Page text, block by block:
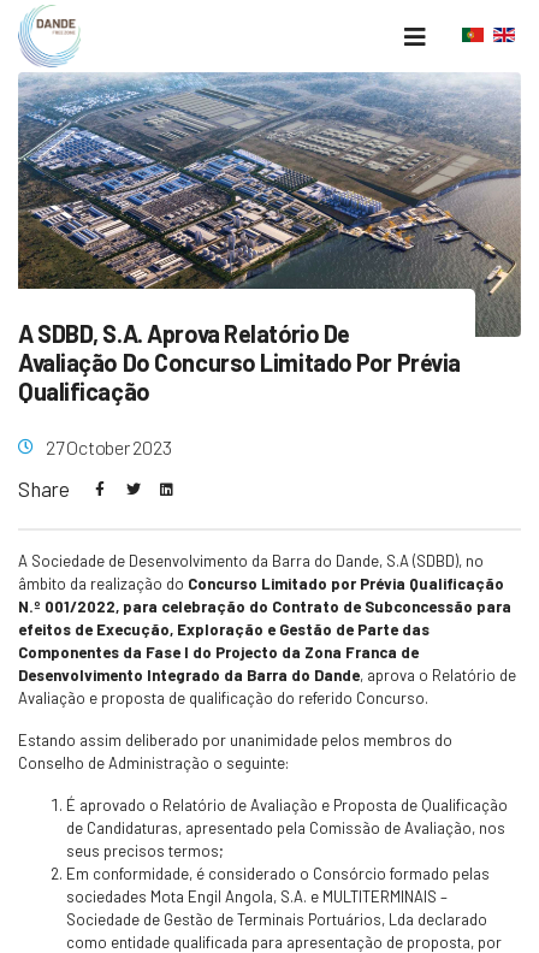
A SDBD, S.A. Aprova Relatório De
Avaliação Do Concurso Limitado Por Prévia
Qualificação
27 October 2023
Share
A Sociedade de Desenvolvimento da Barra do Dande, S.A (SDBD), no
âmbito da realização do Concurso Limitado por Prévia Qualificação
N.º 001/2022, para celebração do Contrato de Subconcessão para
efeitos de Execução, Exploração e Gestão de Parte das
Componentes da Fase I do Projecto da Zona Franca de
Desenvolvimento Integrado da Barra do Dande, aprova o Relatório de
Avaliação e proposta de qualificação do referido Concurso.
Estando assim deliberado por unanimidade pelos membros do
Conselho de Administração o seguinte:
É aprovado o Relatório de Avaliação e Proposta de Qualificação
de Candidaturas, apresentado pela Comissão de Avaliação, nos
seus precisos termos;
Em conformidade, é considerado o Consórcio formado pelas
sociedades Mota Engil Angola, S.A. e MULTITERMINAIS –
Sociedade de Gestão de Terminais Portuários, Lda declarado
como entidade qualificada para apresentação de proposta, por